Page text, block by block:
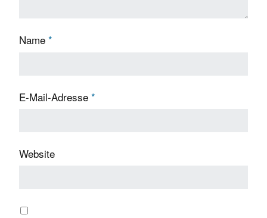
Name *
E-Mail-Adresse *
Website